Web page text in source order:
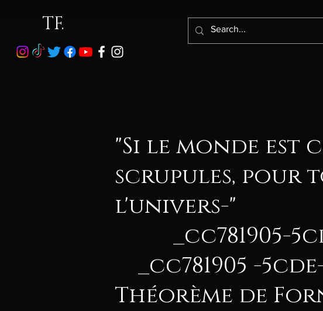
TF.
"Si le monde est
scrupules, pour
l'univers-"
_cc781905-
_cc781905 -
Théorème de